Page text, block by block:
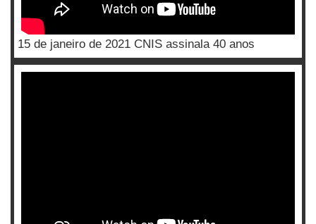
15 de janeiro de 2021 CNIS assinala 40 anos